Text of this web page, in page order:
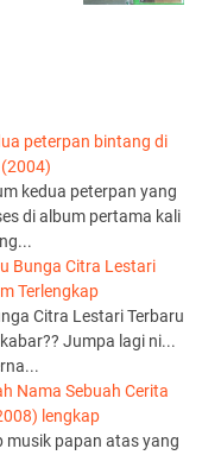
peterpan bintang di
kedua peterpan yang
di album pertama kali
Bunga Citra Lestari
Terlengkap
Citra Lestari Terbaru
Jumpa lagi ni...
Nama Sebuah Cerita
lengkap
musik papan atas yang